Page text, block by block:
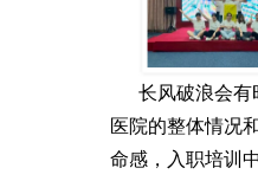
长风破浪会
医院的整体情况
命感，入职培训